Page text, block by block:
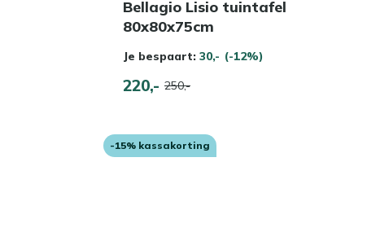
Bellagio Lisio tuintafel
80x80x75cm
Je bespaart: 30,- (-12%)
220,- 250,-
-15% kassakorting